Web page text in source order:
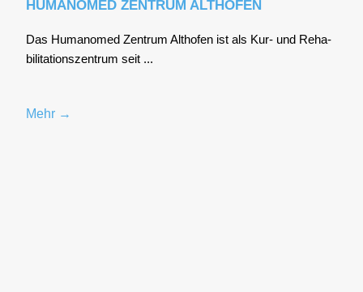
HUMANOMED ZENTRUM ALTHOFEN
Das Huma­no­med Zen­trum Alt­ho­fen ist als Kur- und Reha­
bi­li­ta­ti­ons­zen­trum seit ...
Mehr →